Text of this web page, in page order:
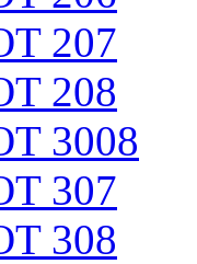
207
208
3008
307
308